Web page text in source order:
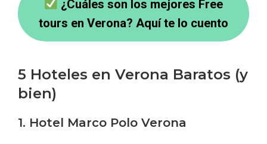
¿Cuáles son los mejores Free
tours en Verona? Aquí te lo cuento
5 Hoteles en Verona Baratos (y
bien)
1. Hotel Marco Polo Verona